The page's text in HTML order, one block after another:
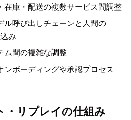
在庫・配送の複数サービス間調整
ル呼び出しチェーンと人間の
み
ム間の複雑な調整
ンボーディングや承認プロセス
・リプレイの仕組み